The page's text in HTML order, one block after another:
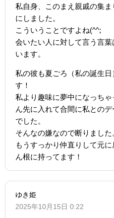
私自身、このまえ親戚の集
にしました。
こういうことですよね(^^;
会いたい人に対して言う言
います。
私の彼も夏ごろ（私の誕生
す！
私より趣味に夢中になっち
ん先に入れて合間に私との
でした。
そんなの嫌なので断りました
もうすっかり仲直りして元
ん根に持ってます！
ゆき姫
2025年10月15日 0:22